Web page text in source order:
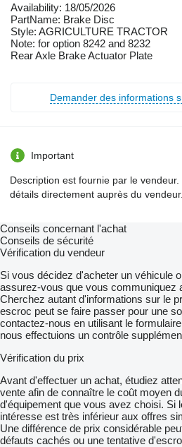
Availability: 18/05/2026
PartName: Brake Disc
Style: AGRICULTURE TRACTOR
Note: for option 8242 and 8232
Rear Axle Brake Actuator Plate
Demander des informations
Important
Description est fournie par le
détails directement auprès du vendeur.
Conseils concernant l'achat
Conseils de sécurité
Vérification du vendeur
Si vous décidez d'acheter un véhicule
assurez-vous que vous communiquez
Cherchez autant d'informations sur le
escroc peut se faire passer pour une
contactez-nous en utilisant le
nous effectuions un contrôle
Vérification du prix
Avant d'effectuer un achat, étudiez
vente afin de connaître le coût moyen
d'équipement que vous avez choisi. Si
intéresse est très inférieur aux offres
Une différence de prix considérable
défauts cachés ou une tentative